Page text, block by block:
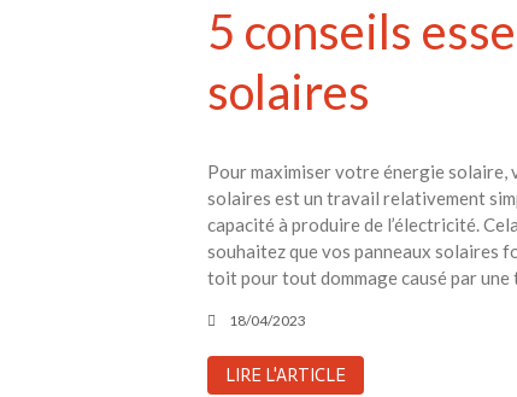
5 conseils
solaires
Pour maximiser votre énergie solaire,
solaires est un travail relativement
capacité à produire de l’électricité.
souhaitez que vos panneaux solaires
toit pour tout dommage causé par
18/04/2023
LIRE L'ARTICLE